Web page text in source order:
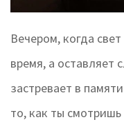
Вечером, когда
время, а оставляет
застревает в
то, как ты